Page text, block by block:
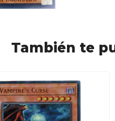
También te